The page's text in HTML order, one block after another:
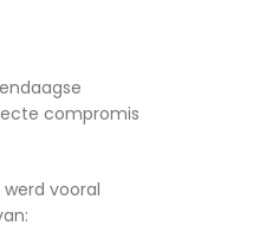
compromis
vooral